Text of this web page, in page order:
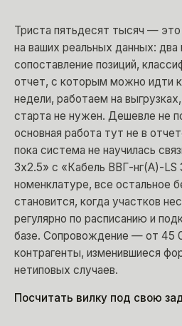
Триста пятьдесят тысяч — это
на ваших реальных данных: два
сопоставление позиций,
отчет, с которым можно идти
недели, работаем на
старта не нужен. Дешевле не
основная работа тут не в
пока система не научилась
3х2.5» с «Кабель ВВГ-нг(А)-LS
номенклатуре, все остальное
становится, когда участков
регулярно по расписанию и
базе. Сопровождение — от 45
контрагенты, изменившиеся
нетиповых случаев.
Посчитать вилку под свою